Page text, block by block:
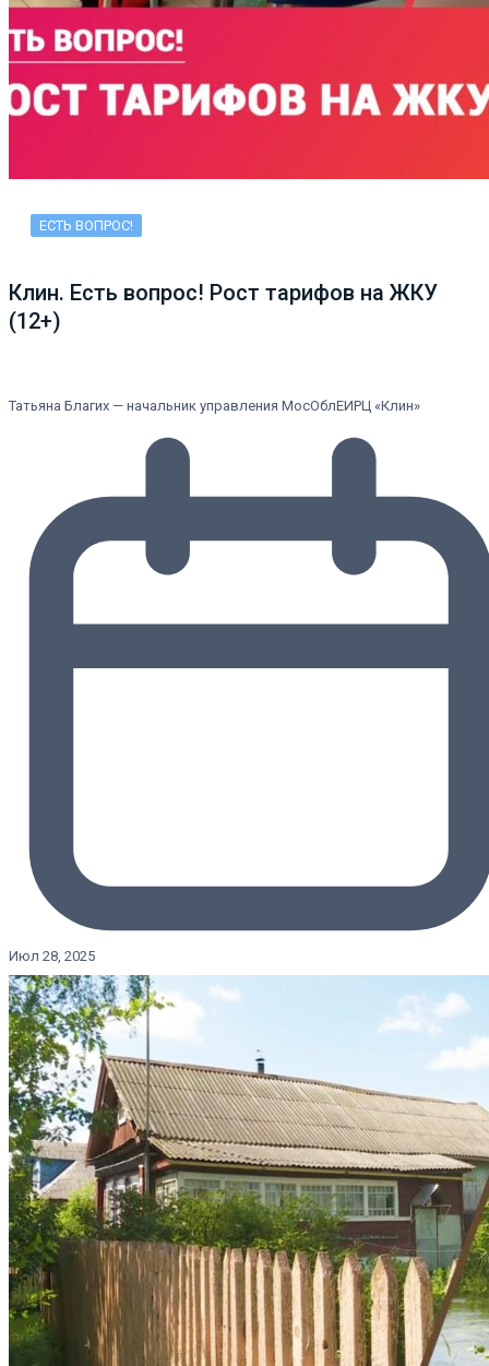
ЕСТЬ ВОПРОС!
Клин. Есть вопрос! Рост тарифов на ЖКУ
(12+)
Татьяна Благих — начальник управления МосОблЕИРЦ «Клин»
Июл 28, 2025